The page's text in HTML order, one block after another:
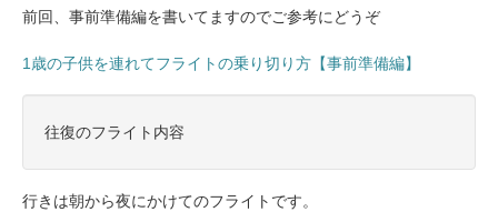
前回、事前準備編を書いてますのでご参考にどうぞ
1歳の子供を連れてフライトの乗り切り方【事前準備編】
往復のフライト内容
行きは朝から夜にかけてのフライトです。